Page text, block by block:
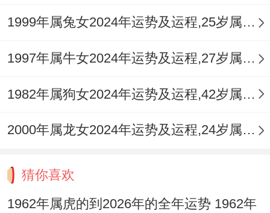
成「食伤生财」之佳配，主夫妻同心，创意
生财，生活充斥情趣，日主为火（丙、丁）
成「水火既济」之象，主阴阳平衡，互惠互
利，尤其在事业上能得配偶鼎力支持。
戌半合火局，能引动寅木，则情缘更为深厚
持久，反之，最忌与日主为土（戊，己）过
1999年属兔女2024年运势及运程,25岁属兔人2024全年每月运势女性如何
1997年属牛女2024年运势及运程,27岁属牛人2024全年每月运势女性如何
1982年属狗女2024年运势及运程,42岁属狗人2024全年每月运势女性如何
2000年属龙女2024年运势及运程,24岁属龙人2024全年每月运势女性如何
猜你喜欢
1962年属虎的到2026年的全年运势 1962年